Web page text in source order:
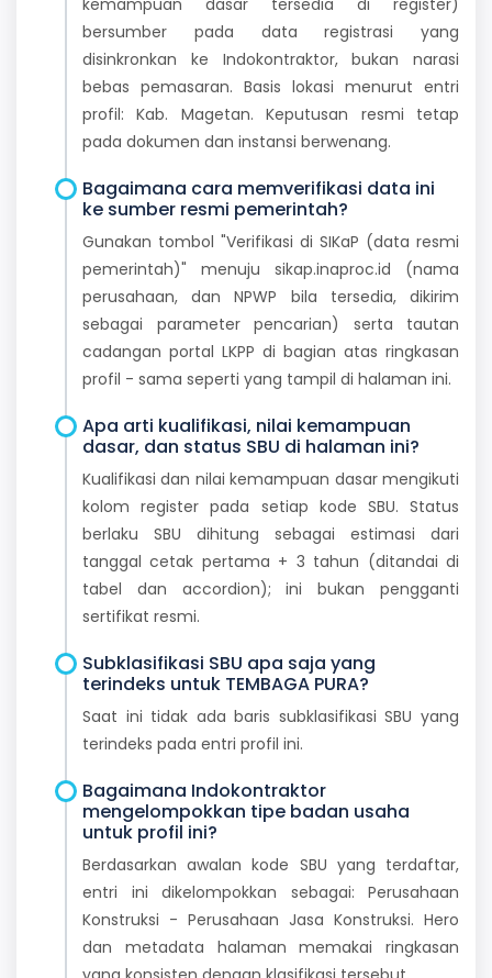
bersumber pada data registrasi yang
disinkronkan ke Indokontraktor, bukan narasi
bebas pemasaran. Basis lokasi menurut entri
profil: Kab. Magetan. Keputusan resmi tetap
pada dokumen dan instansi berwenang.
Bagaimana cara memverifikasi data ini
ke sumber resmi pemerintah?
Gunakan tombol "Verifikasi di SIKaP (data resmi
pemerintah)" menuju sikap.inaproc.id (nama
perusahaan, dan NPWP bila tersedia, dikirim
sebagai parameter pencarian) serta tautan
cadangan portal LKPP di bagian atas ringkasan
profil - sama seperti yang tampil di halaman ini.
Apa arti kualifikasi, nilai kemampuan
dasar, dan status SBU di halaman ini?
Kualifikasi dan nilai kemampuan dasar mengikuti
kolom register pada setiap kode SBU. Status
berlaku SBU dihitung sebagai estimasi dari
tanggal cetak pertama + 3 tahun (ditandai di
tabel dan accordion); ini bukan pengganti
sertifikat resmi.
Subklasifikasi SBU apa saja yang
terindeks untuk TEMBAGA PURA?
Saat ini tidak ada baris subklasifikasi SBU yang
terindeks pada entri profil ini.
Bagaimana Indokontraktor
mengelompokkan tipe badan usaha
untuk profil ini?
Berdasarkan awalan kode SBU yang terdaftar,
entri ini dikelompokkan sebagai: Perusahaan
Konstruksi - Perusahaan Jasa Konstruksi. Hero
dan metadata halaman memakai ringkasan